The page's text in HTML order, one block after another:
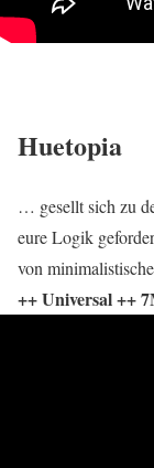
Huetopia
… gesellt sich zu
eure Logik
von
++ Universal ++